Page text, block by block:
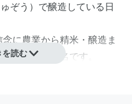
ぞう）で醸造している日
に農業から精米・醸造ま
の代表銘柄名です。
を読む